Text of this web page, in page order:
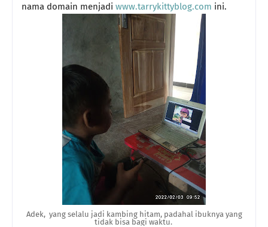
nama domain menjadi www.tarrykittyblog.com ini.
Adek, yang selalu jadi kambing hitam, padahal ibuknya yang
tidak bisa bagi waktu.